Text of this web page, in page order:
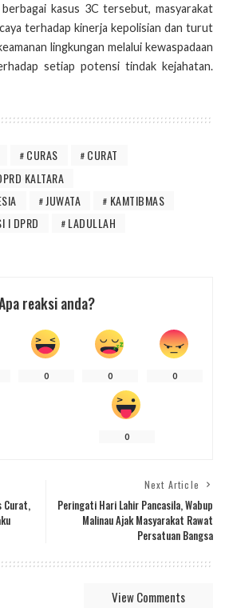
kasus 3C tersebut, masyarakat
terhadap kinerja kepolisian dan turut
lingkungan melalui kewaspadaan
setiap potensi tindak kejahatan.
CURAS
CURAT
KALTARA
JUWATA
KAMTIBMAS
I DPRD
LADULLAH
reaksi anda?
0 0 0
0
Curat,
Next Article
Peringati Hari Lahir Pancasila, Wabup
Malinau Ajak Masyarakat Rawat
Persatuan Bangsa
View Comments